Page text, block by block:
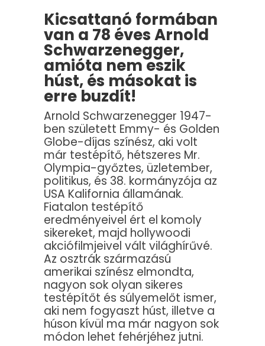
Kicsattanó formában
van a 78 éves Arnold
Schwarzenegger,
amióta nem eszik
húst, és másokat is
erre buzdít!
Arnold Schwarzenegger 1947-
ben született Emmy- és Golden
Globe-díjas színész, aki volt
már testépítő, hétszeres Mr.
Olympia-győztes, üzletember,
politikus, és 38. kormányzója az
USA Kalifornia államának.
Fiatalon testépítő
eredményeivel ért el komoly
sikereket, majd hollywoodi
akciófilmjeivel vált világhírűvé.
Az osztrák származású
amerikai színész elmondta,
nagyon sok olyan sikeres
testépítőt és súlyemelőt ismer,
aki nem fogyaszt húst, illetve a
húson kívül ma már nagyon sok
módon lehet fehérjéhez jutni.